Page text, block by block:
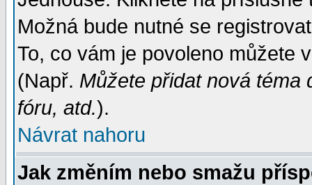
Možná bude nutné se
To, co vám je povoleno můžete
(Např. Můžete přidat nová téma
fóru, atd.).
Návrat nahoru
Jak změním nebo smažu